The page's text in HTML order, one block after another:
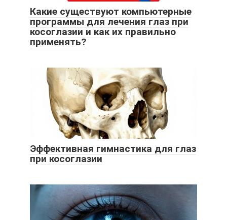
Какие существуют компьютерные
программы для лечения глаз при
косоглазии и как их правильно
применять?
Эффективная гимнастика для глаз
при косоглазии